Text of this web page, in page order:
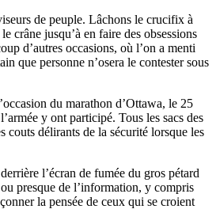
de peuple. Lâchons le crucifix à
jusqu’à en faire des obsessions
d’autres occasions, où l’on a menti
que personne n’osera le contester sous
du marathon d’Ottawa, le 25
y ont participé. Tous les sacs des
couts délirants de la sécurité lorsque les
l’écran de fumée du gros pétard
presque de l’information, y compris
la pensée de ceux qui se croient